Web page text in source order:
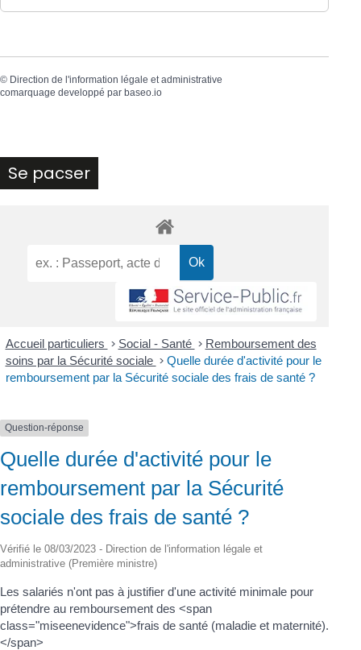
© Direction de l'information légale et administrative
comarquage developpé par baseo.io
Se pacser
Accueil particuliers > Social - Santé > Remboursement des
soins par la Sécurité sociale > Quelle durée d'activité pour le
remboursement par la Sécurité sociale des frais de santé ?
Question-réponse
Quelle durée d'activité pour le
remboursement par la Sécurité
sociale des frais de santé ?
Vérifié le 08/03/2023 - Direction de l'information légale et
administrative (Première ministre)
Les salariés n'ont pas à justifier d'une activité minimale pour
prétendre au remboursement des <span
class="miseenevidence">frais de santé (maladie et maternité).
</span>